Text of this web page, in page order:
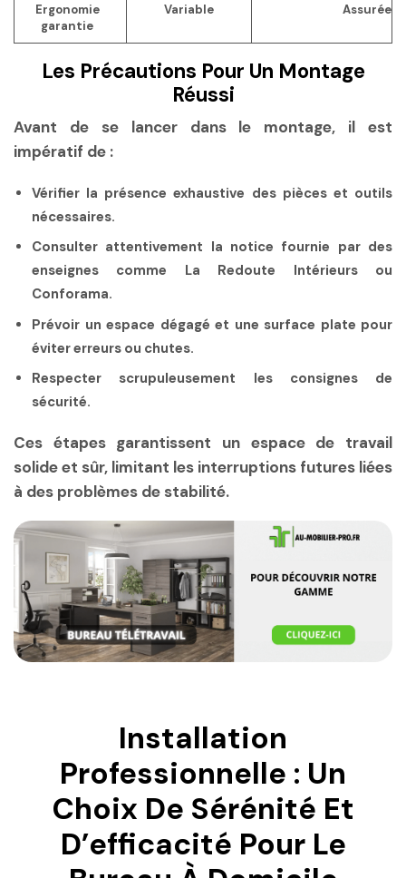
Ergonomie
garantie
Variable Assurée
Les Précautions Pour Un Montage
Réussi
Avant de se lancer dans le montage, il est
impératif de :
Vérifier la présence exhaustive des pièces et outils
nécessaires.
Consulter attentivement la notice fournie par des
enseignes comme La Redoute Intérieurs ou
Conforama.
Prévoir un espace dégagé et une surface plate pour
éviter erreurs ou chutes.
Respecter scrupuleusement les consignes de
sécurité.
Ces étapes garantissent un espace de travail
solide et sûr, limitant les interruptions futures liées
à des problèmes de stabilité.
Installation
Professionnelle : Un
Choix De Sérénité Et
D’efficacité Pour Le